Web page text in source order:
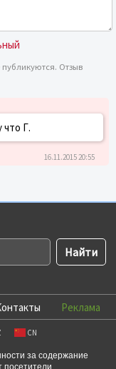
Отзыв
Г.
16.11.2015 20:55
Реклама
CN
за содержание